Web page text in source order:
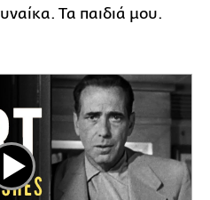
Τα παιδιά μου.
Play